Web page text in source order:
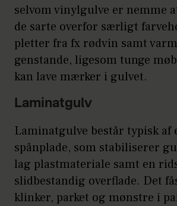
selvom vinylgulve er nemme
de sarte overfor særligt
pletter fra fx rødvin samt
genstande, ligesom tunge
kan lave mærker i gulvet.
Laminatgulv
Laminatgulve består typisk af
spånplade, som stabiliserer
lag plastmateriale samt en
slidbestandig overflade. Det
klinker, parket og mønstre i